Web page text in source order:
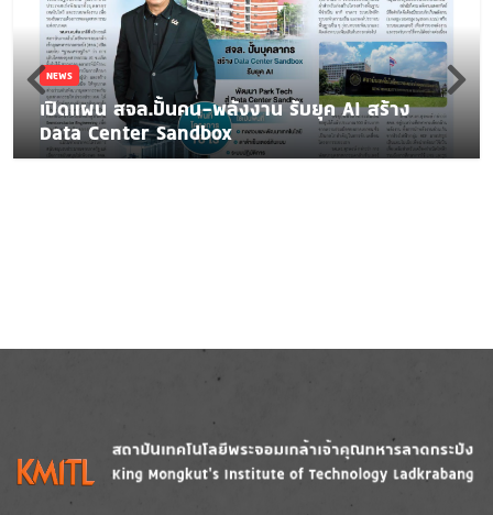
NEWS
เปิดแผน สจล.ปั้นคน-พลังงาน รับยุค AI สร้าง
Data Center Sandbox
Image